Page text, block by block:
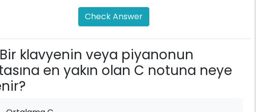
Check Answer
Bir klavyenin veya piyanonun
en yakın olan C notuna neye